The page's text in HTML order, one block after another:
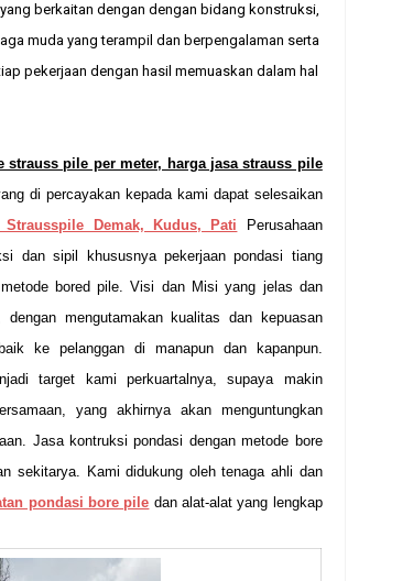
berkaitan dengan dengan bidang konstruksi,
muda yang terampil dan berpengalaman serta
pekerjaan dengan hasil memuaskan dalam hal
strauss pile per meter, harga jasa strauss pile
di percayakan kepada kami dapat selesaikan
Demak, Kudus, Pati Perusahaan
dan sipil khususnya pekerjaan pondasi tiang
bored pile. Visi dan Misi yang jelas dan
mengutamakan kualitas dan kepuasan
ke pelanggan di manapun dan kapanpun.
target kami perkuartalnya, supaya makin
yang akhirnya akan menguntungkan
Jasa kontruksi pondasi dengan metode bore
sekitarya. Kami didukung oleh tenaga ahli dan
pondasi bore pile dan alat-alat yang lengkap